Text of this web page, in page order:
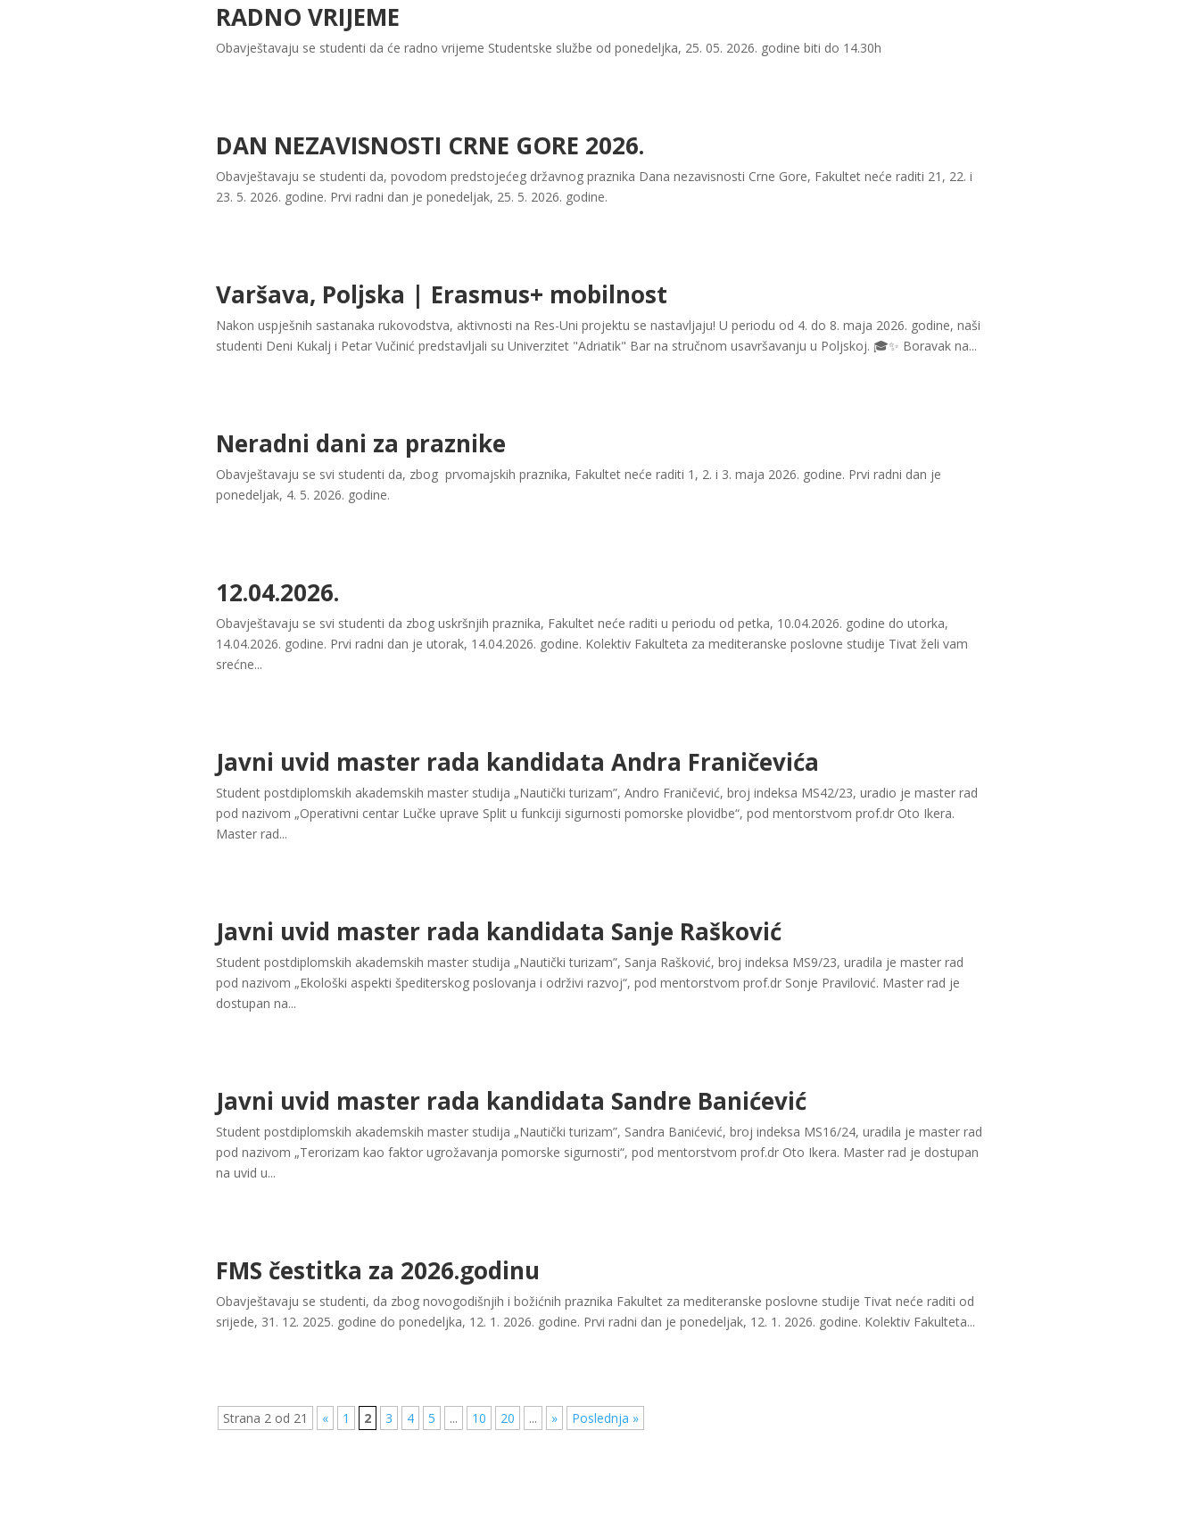
RADNO VRIJEME
Obavještavaju se studenti da će radno vrijeme Studentske službe od ponedeljka, 25. 05. 2026. godine biti do 14.30h
DAN NEZAVISNOSTI CRNE GORE 2026.
Obavještavaju se studenti da, povodom predstojećeg državnog praznika Dana nezavisnosti Crne Gore, Fakultet neće raditi 21, 22. i
23. 5. 2026. godine. Prvi radni dan je ponedeljak, 25. 5. 2026. godine.
Varšava, Poljska | Erasmus+ mobilnost
​Nakon uspješnih sastanaka rukovodstva, aktivnosti na Res-Uni projektu se nastavljaju! U periodu od 4. do 8. maja 2026. godine, naši
studenti Deni Kukalj i Petar Vučinić predstavljali su Univerzitet "Adriatik" Bar na stručnom usavršavanju u Poljskoj. 🎓✨ ​Boravak na...
Neradni dani za praznike
Obavještavaju se svi studenti da, zbog prvomajskih praznika, Fakultet neće raditi 1, 2. i 3. maja 2026. godine. Prvi radni dan je
ponedeljak, 4. 5. 2026. godine.
12.04.2026.
Obavještavaju se svi studenti da zbog uskršnjih praznika, Fakultet neće raditi u periodu od petka, 10.04.2026. godine do utorka,
14.04.2026. godine. Prvi radni dan je utorak, 14.04.2026. godine. Kolektiv Fakulteta za mediteranske poslovne studije Tivat želi vam
srećne...
Javni uvid master rada kandidata Andra Franičevića
Student postdiplomskih akademskih master studija „Nautički turizam”, Andro Franičević, broj indeksa MS42/23, uradio je master rad
pod nazivom „Operativni centar Lučke uprave Split u funkciji sigurnosti pomorske plovidbe“, pod mentorstvom prof.dr Oto Ikera.
Master rad...
Javni uvid master rada kandidata Sanje Rašković
Student postdiplomskih akademskih master studija „Nautički turizam”, Sanja Rašković, broj indeksa MS9/23, uradila je master rad
pod nazivom „Ekološki aspekti špediterskog poslovanja i održivi razvoj“, pod mentorstvom prof.dr Sonje Pravilović. Master rad je
dostupan na...
Javni uvid master rada kandidata Sandre Banićević
Student postdiplomskih akademskih master studija „Nautički turizam”, Sandra Banićević, broj indeksa MS16/24, uradila je master rad
pod nazivom „Terorizam kao faktor ugrožavanja pomorske sigurnosti“, pod mentorstvom prof.dr Oto Ikera. Master rad je dostupan
na uvid u...
FMS čestitka za 2026.godinu
Obavještavaju se studenti, da zbog novogodišnjih i božićnih praznika Fakultet za mediteranske poslovne studije Tivat neće raditi od
srijede, 31. 12. 2025. godine do ponedeljka, 12. 1. 2026. godine. Prvi radni dan je ponedeljak, 12. 1. 2026. godine. Kolektiv Fakulteta...
Strana 2 od 21 « 1 2 3 4 5 ... 10 20 ... » Poslednja »